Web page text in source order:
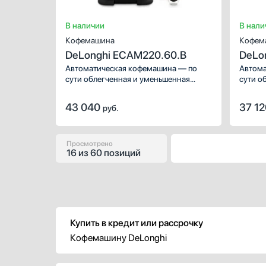
В наличии
Кофемашина
DeLonghi ECAM220.60.B
Автоматическая кофемашина — по
сути облегченная и уменьшенная
разнообразным меню и продуманной
отличный выбор как для дома, так и
для офиса. Простое и понятное
управление — дополнительное
43 040 руб.
В
сути
37
Просмотрено
16 из60 позиций
Купить в кредит или рассрочку
Кофемашину DeLonghi